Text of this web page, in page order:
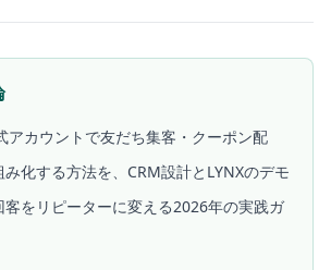
アカウントで友だち集客・クーポン配
化する方法を、CRM設計とLYNXのデモ
客をリピーターに変える2026年の実践ガ